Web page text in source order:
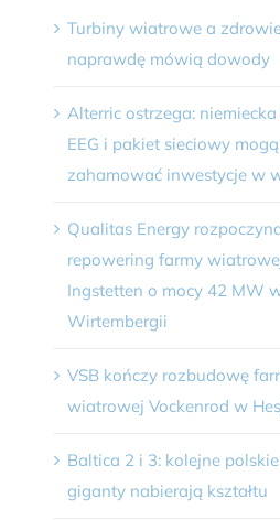
Turbiny wiatrowe a
naprawdę mówią dowody
Alterric ostrzega:
EEG i pakiet sieciowy mogą
zahamować inwestycje w
Qualitas Energy
repowering farmy
Ingstetten o mocy 42 MW
Wirtembergii
VSB kończy rozbudowę
wiatrowej Vockenrod w
Baltica 2 i 3: kolejne
giganty nabierają kształtu